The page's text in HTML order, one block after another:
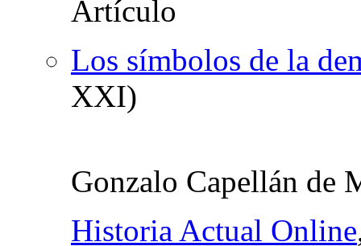
Los símbolos de la
XXI)
Gonzalo Capellán de
Historia Actual Online